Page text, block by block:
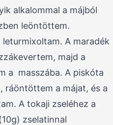
alkalommal a májból
leöntöttem.
A maradék
majd a
a masszába. A piskóta
a májat, és a
A tokaji zseléhez a
zselatinnal